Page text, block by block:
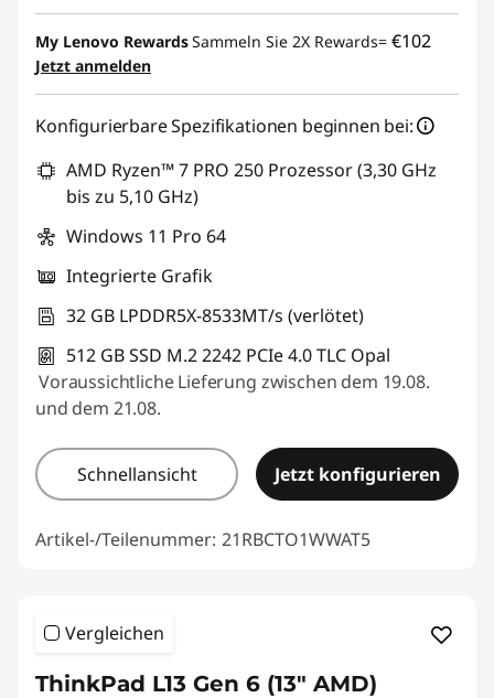
My Lenovo RewardsSammeln Sie 2X Rewards= €102
Jetzt anmelden
Konfigurierbare Spezifikationen beginnen bei:
AMD Ryzen™ 7 PRO 250 Prozessor (3,30 GHz
bis zu 5,10 GHz)
Windows 11 Pro 64
Integrierte Grafik
32 GB LPDDR5X-8533MT/s (verlötet)
512 GB SSD M.2 2242 PCIe 4.0 TLC Opal
Voraussichtliche Lieferung zwischen dem 19.08.
und dem 21.08.
Schnellansicht Jetzt konfigurieren
Artikel-/Teilenummer: 21RBCTO1WWAT5
Vergleichen
ThinkPad L13 Gen 6 (13" AMD)